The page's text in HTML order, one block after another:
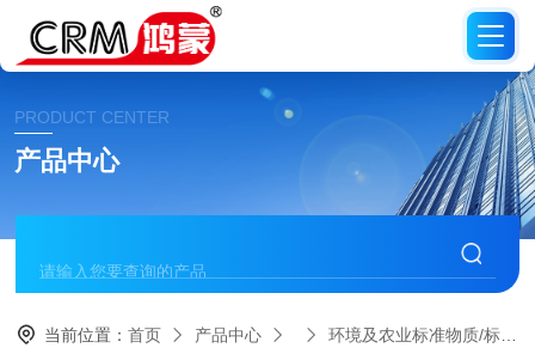
PRODUCT CENTER
产品中心
当前位置：首页 产品中心 环境及农业标准物质/标准品